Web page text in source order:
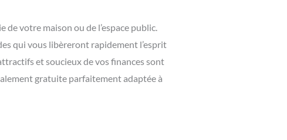
votre maison ou de l’espace public.
qui vous libèreront rapidement l’esprit
et soucieux de vos finances sont
gratuite parfaitement adaptée à